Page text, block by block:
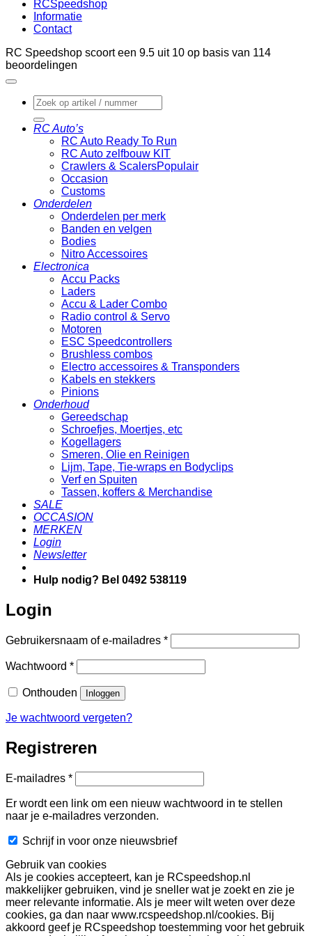
RCSpeedshop
Informatie
Contact
RC Speedshop scoort een 9.5 uit 10 op basis van 114
beoordelingen
Zoeken
naar:
RC Auto’s
RC Auto Ready To Run
RC Auto zelfbouw KIT
Crawlers & Scalers
Occasion
Customs
Onderdelen
Onderdelen per merk
Banden en velgen
Bodies
Nitro Accessoires
Electronica
Accu Packs
Laders
Accu & Lader Combo
Radio control & Servo
Motoren
ESC Speedcontrollers
Brushless combos
Electro accessoires & Transponders
Kabels en stekkers
Pinions
Onderhoud
Gereedschap
Schroefjes, Moertjes, etc
Kogellagers
Smeren, Olie en Reinigen
Lijm, Tape, Tie-wraps en Bodyclips
Verf en Spuiten
Tassen, koffers & Merchandise
SALE
OCCASION
MERKEN
Login
Newsletter
Hulp nodig? Bel 0492 538119
Login
Gebruikersnaam of e-mailadres *Vereist
Wachtwoord *Vereist
Onthouden Inloggen
Je wachtwoord vergeten?
Registreren
E-mailadres *Vereist
Er wordt een link om een nieuw wachtwoord in te stellen
naar je e-mailadres verzonden.
Schrijf in voor onze nieuwsbrief
Gebruik van cookies
Als je cookies accepteert, kan je RCspeedshop.nl
makkelijker gebruiken, vind je sneller wat je zoekt en zie je
meer relevante informatie. Als je meer wilt weten over deze
cookies, ga dan naar www.rcspeedshop.nl/cookies. Bij
akkoord geef je RCspeedshop toestemming voor het gebruik